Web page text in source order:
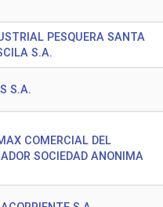
PESQUERA SANTA
S.A.
S.A.
COMERCIAL DEL
SOCIEDAD ANONIMA